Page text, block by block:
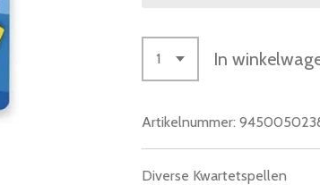
In
Artikelnummer:
Diverse Kwartetspellen